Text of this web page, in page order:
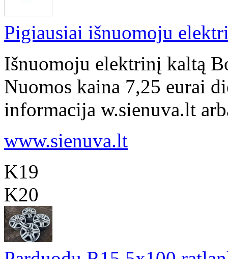
Pigiausiai išnuomoju
Išnuomoju elektrinį kaltą
Nuomos kaina 7,25 eurai
informacija w.sienuva.lt
www.sienuva.lt
K19
K20